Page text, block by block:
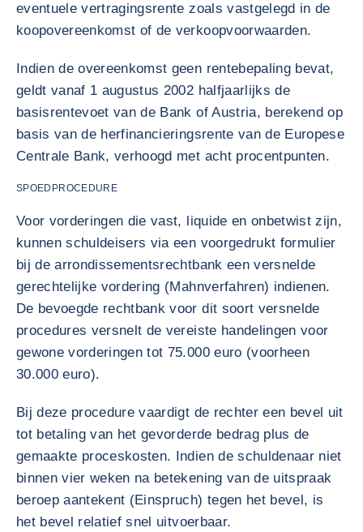
eventuele vertragingsrente zoals vastgelegd in de
koopovereenkomst of de verkoopvoorwaarden.
Indien de overeenkomst geen rentebepaling bevat,
geldt vanaf 1 augustus 2002 halfjaarlijks de
basisrentevoet van de Bank of Austria, berekend op
basis van de herfinancieringsrente van de Europese
Centrale Bank, verhoogd met acht procentpunten.
SPOEDPROCEDURE
Voor vorderingen die vast, liquide en onbetwist zijn,
kunnen schuldeisers via een voorgedrukt formulier
bij de arrondissementsrechtbank een versnelde
gerechtelijke vordering (Mahnverfahren) indienen.
De bevoegde rechtbank voor dit soort versnelde
procedures versnelt de vereiste handelingen voor
gewone vorderingen tot 75.000 euro (voorheen
30.000 euro).
Bij deze procedure vaardigt de rechter een bevel uit
tot betaling van het gevorderde bedrag plus de
gemaakte proceskosten. Indien de schuldenaar niet
binnen vier weken na betekening van de uitspraak
beroep aantekent (Einspruch) tegen het bevel, is
het bevel relatief snel uitvoerbaar.